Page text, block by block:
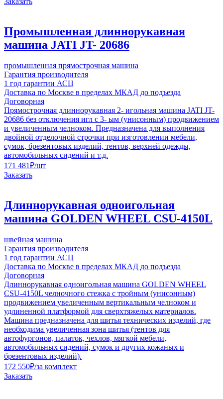
Промышленная длиннорукавная
машина JATI JT- 20686
промышленная прямострочная машина
Гарантия производителя
1 год гарантии АСЦ
Доставка по Москве в пределах МКАД до подъезда
Договорная
Прямострочная длиннорукавная 2- игольная машина JATI JT-
20686 без отключения игл c 3- ым (унисонным) продвижением
и увеличенным челноком. Предназначена для выполнения
двойной отделочной строчки при изготовлении мебели,
сумок, брезентовых изделий, тентов, верхней одежды,
автомобильных сидений и т.д.
171 481₽/шт
Заказать
Длиннорукавная одноигольная
машина GOLDEN WHEEL CSU-4150L
швейная машина
Гарантия производителя
1 год гарантии АСЦ
Доставка по Москве в пределах МКАД до подъезда
Договорная
Длиннорукавная одноигольная машина GOLDEN WHEEL
CSU-4150L челночного стежка с тройным (унисонным)
продвижением увеличенным вертикальным челноком и
удлиненной платформой для сверхтяжелых материалов.
Машина предназначена для шитья технических изделий, где
необходима увеличенная зона шитья (тентов для
автофургонов, палаток, чехлов, мягкой мебели,
автомобильных сидений, сумок и других кожаных и
брезентовых изделий).
172 550₽/за комплект
Заказать